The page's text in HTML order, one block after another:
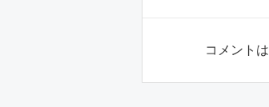
コメントは